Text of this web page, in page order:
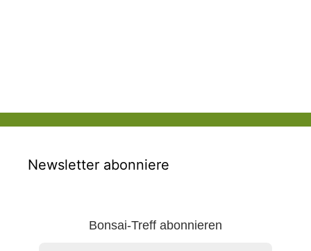
Newsletter abonniere
Bonsai-Treff abonnieren